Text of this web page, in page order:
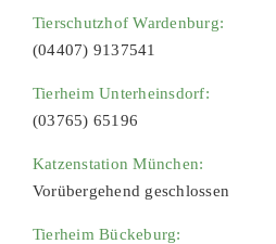
Tierschutzhof Wardenburg:
(04407) 9137541
Tierheim Unterheinsdorf:
(03765) 65196
Katzenstation München:
Vorübergehend geschlossen
Tierheim Bückeburg: